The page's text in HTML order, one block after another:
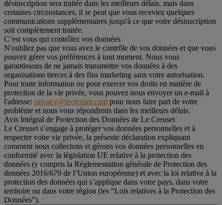
désinscription sera traitée dans les meilleurs délais, mais dans
certaines circonstances, il se peut que vous receviez quelques
communications supplémentaires jusqu'à ce que votre désinscription
soit complètement traitée.
C’est vous qui contrôlez vos données
N'oubliez pas que vous avez le contrôle de vos données et que vous
pouvez gérer vos préférences à tout moment. Nous vous
garantissons de ne jamais transmettre vos données à des
organisations tierces à des fins marketing sans votre autorisation.
Pour toute information ou pour exercer vos droits en matière de
protection de la vie privée, vous pouvez nous envoyer un e-mail à
l'adresse: privacy@lecreuset.com pour nous faire part de votre
problème et nous vous répondrons dans les meilleurs délais.
Avis Intégral de Protection des Données de Le Creuset
Le Creuset s’engage à protéger vos données personnelles et à
respecter votre vie privée, la présente déclaration expliquant
comment nous collectons et gérons vos données personnelles en
conformité avec la législation UE relative à la protection des
données (y compris la Réglementation générale de Protection des
données 2016/679 de l’Union européenne) et avec la loi relative à la
protection des données qui s’applique dans votre pays, dans votre
territoire ou dans votre région (les “Lois relatives à la Protection des
Données”).